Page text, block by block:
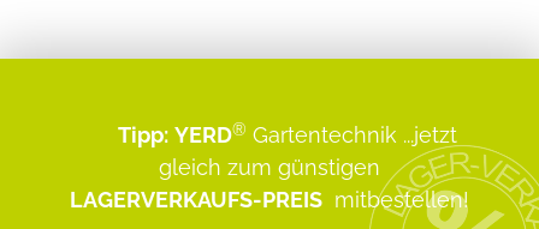
Tipp: YERD® Gartentechnik ...jetzt
gleich zum günstigen
LAGERVERKAUFS-PREIS mitbestellen!